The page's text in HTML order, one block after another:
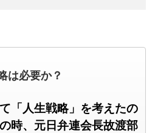
は必要か？
「人生戦略」を考えたの
時、 元日弁連会長故渡部